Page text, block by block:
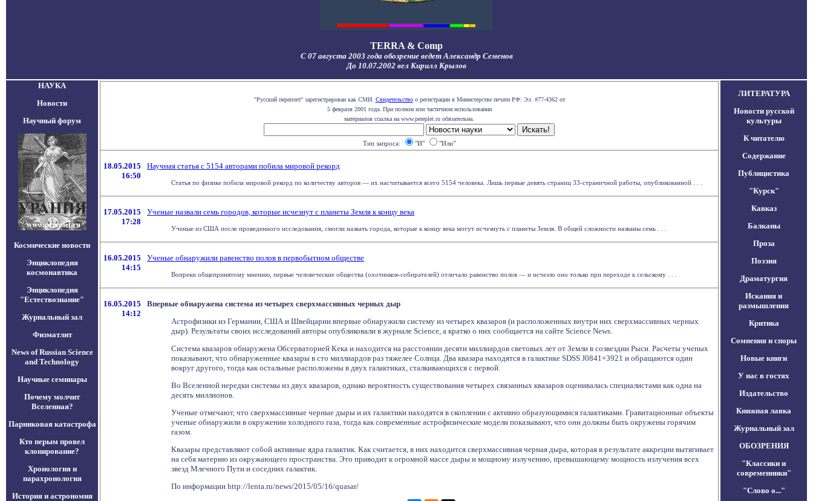
TERRA & Comp
С 07 августа 2003 года обозрение ведет Александр Семенов
До 10.07.2002 вел Кирилл Крылов
НАУКА
Новости
Научный форум
Космические новости
Энциклопедия
космонавтика
Энциклопедия
"Естествознание"
Журнальный зал
Физматлит
News of Russian Science
and Technology
Научные семинары
Почему молчит
Вселенная?
Парниковая катастрофа
Кто перым провел
клонирование?
Хронология и
парахронология
История и астрономия
"Русский переплет" зарегистрирован как СМИ. Свидетельствоо регистрации в Министерстве печати РФ: Эл. #77-4362 от
5 февраля 2001 года. При полном или частичном использовании
материалов ссылка на www.pereplet.ru обязательна.
Тип запроса: "И" "Или"
18.05.2015
16:50
Научная статья с 5154 авторами побила мировой рекорд
Статья по физике побила мировой рекорд по количеству авторов — их насчитывается всего 5154 человека. Лишь первые девять страниц 33-страничной работы, опубликованной . . .
17.05.2015
17:28
Ученые назвали семь городов, которые исчезнут с планеты Земля к концу века
Ученые из США после проведенного исследования, смогли назвать города, которые к концу века могут исчезнуть с планеты Земля. В общей сложности названы семь . . .
16.05.2015
14:15
Ученые обнаружили равенство полов в первобытном обществе
Вопреки общепринятому мнению, первые человеческие общества (охотников-собирателей) отличало равенство полов — и исчезло оно только при переходе к сельскому . . .
16.05.2015
14:12
Впервые обнаружена система из четырех сверхмассивных черных дыр
Астрофизики из Германии, США и Швейцарии впервые обнаружили систему из четырех квазаров (и расположенных внутри них сверхмассивных черных
дыр). Результаты своих исследований авторы опубликовали в журнале Science, а кратко о них сообщается на сайте Science News.
Система квазаров обнаружена Обсерваторией Кека и находится на расстоянии десяти миллиардов световых лет от Земли в созвездии Рыси. Расчеты ученых
показывают, что обнаруженные квазары в сто миллиардов раз тяжелее Солнца. Два квазара находятся в галактике SDSS J0841+3921 и обращаются один
вокруг другого, тогда как остальные расположены в двух галактиках, сталкивающихся с первой.
Во Вселенной нередки системы из двух квазаров, однако вероятность существования четырех связанных квазаров оценивалась специалистами как одна на
десять миллионов.
Ученые отмечают, что сверхмассивные черные дыры и их галактики находятся в скоплении с активно образующимися галактиками. Гравитационные объекты
ученые обнаружили в окружении холодного газа, тогда как современные астрофизические модели показывают, что они должны быть окружены горячим
газом.
Квазары представляют собой активные ядра галактик. Как считается, в них находится сверхмассивная черная дыра, которая в результате аккреции вытягивает
на себя материю из окружающего пространства. Это приводит к огромной массе дыры и мощному излучению, превышающему мощность излучения всех
звезд Млечного Пути и соседних галактик.
По информации http://lenta.ru/news/2015/05/16/quasar/
ЛИТЕРАТУРА
Новости русской
культуры
К читателю
Содержание
Публицистика
"Курск"
Кавказ
Балканы
Проза
Поэзия
Драматургия
Искания и
размышления
Критика
Сомнения и споры
Новые книги
У нас в гостях
Издательство
Книжная лавка
Журнальный зал
ОБОЗРЕНИЯ
"Классики и
современники"
"Слово о..."